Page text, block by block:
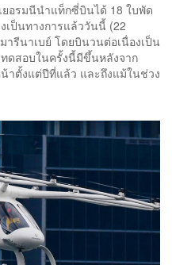
อรมนีนำแท็กซี่บินได้ 18 ใบพัด
เป็นทางการแล้ววันนี้ (22
รีนาเบย์ โดยบินวนต่อเนื่องเป็น
ดสอบในครั้งนี้มีขึ้นหลังจาก
าตั้งแต่ปีที่แล้ว และถึงแม้ในช่วง